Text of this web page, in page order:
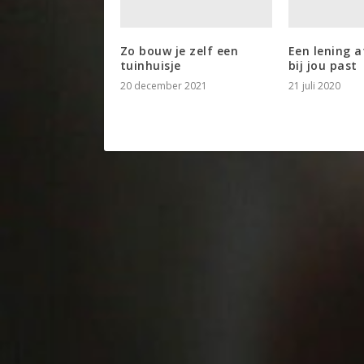
Zo bouw je zelf een
tuinhuisje
20 december 2021
Een lening
bij jou past
21 juli 2020